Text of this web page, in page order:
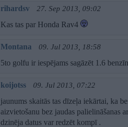
rihardsv 27. Sep 2013, 09:02
Kas tas par Honda Rav4
Montana 09. Jul 2013, 18:58
5to golfu ir iespējams sagāzēt 1.6
koijotss 09. Jul 2013, 07:22
jaunums skaitās tas dīzeļa iekārtai, ka
aizvietošanu bez jaudas palielināšanas
dzinēja datus var redzēt kompī .